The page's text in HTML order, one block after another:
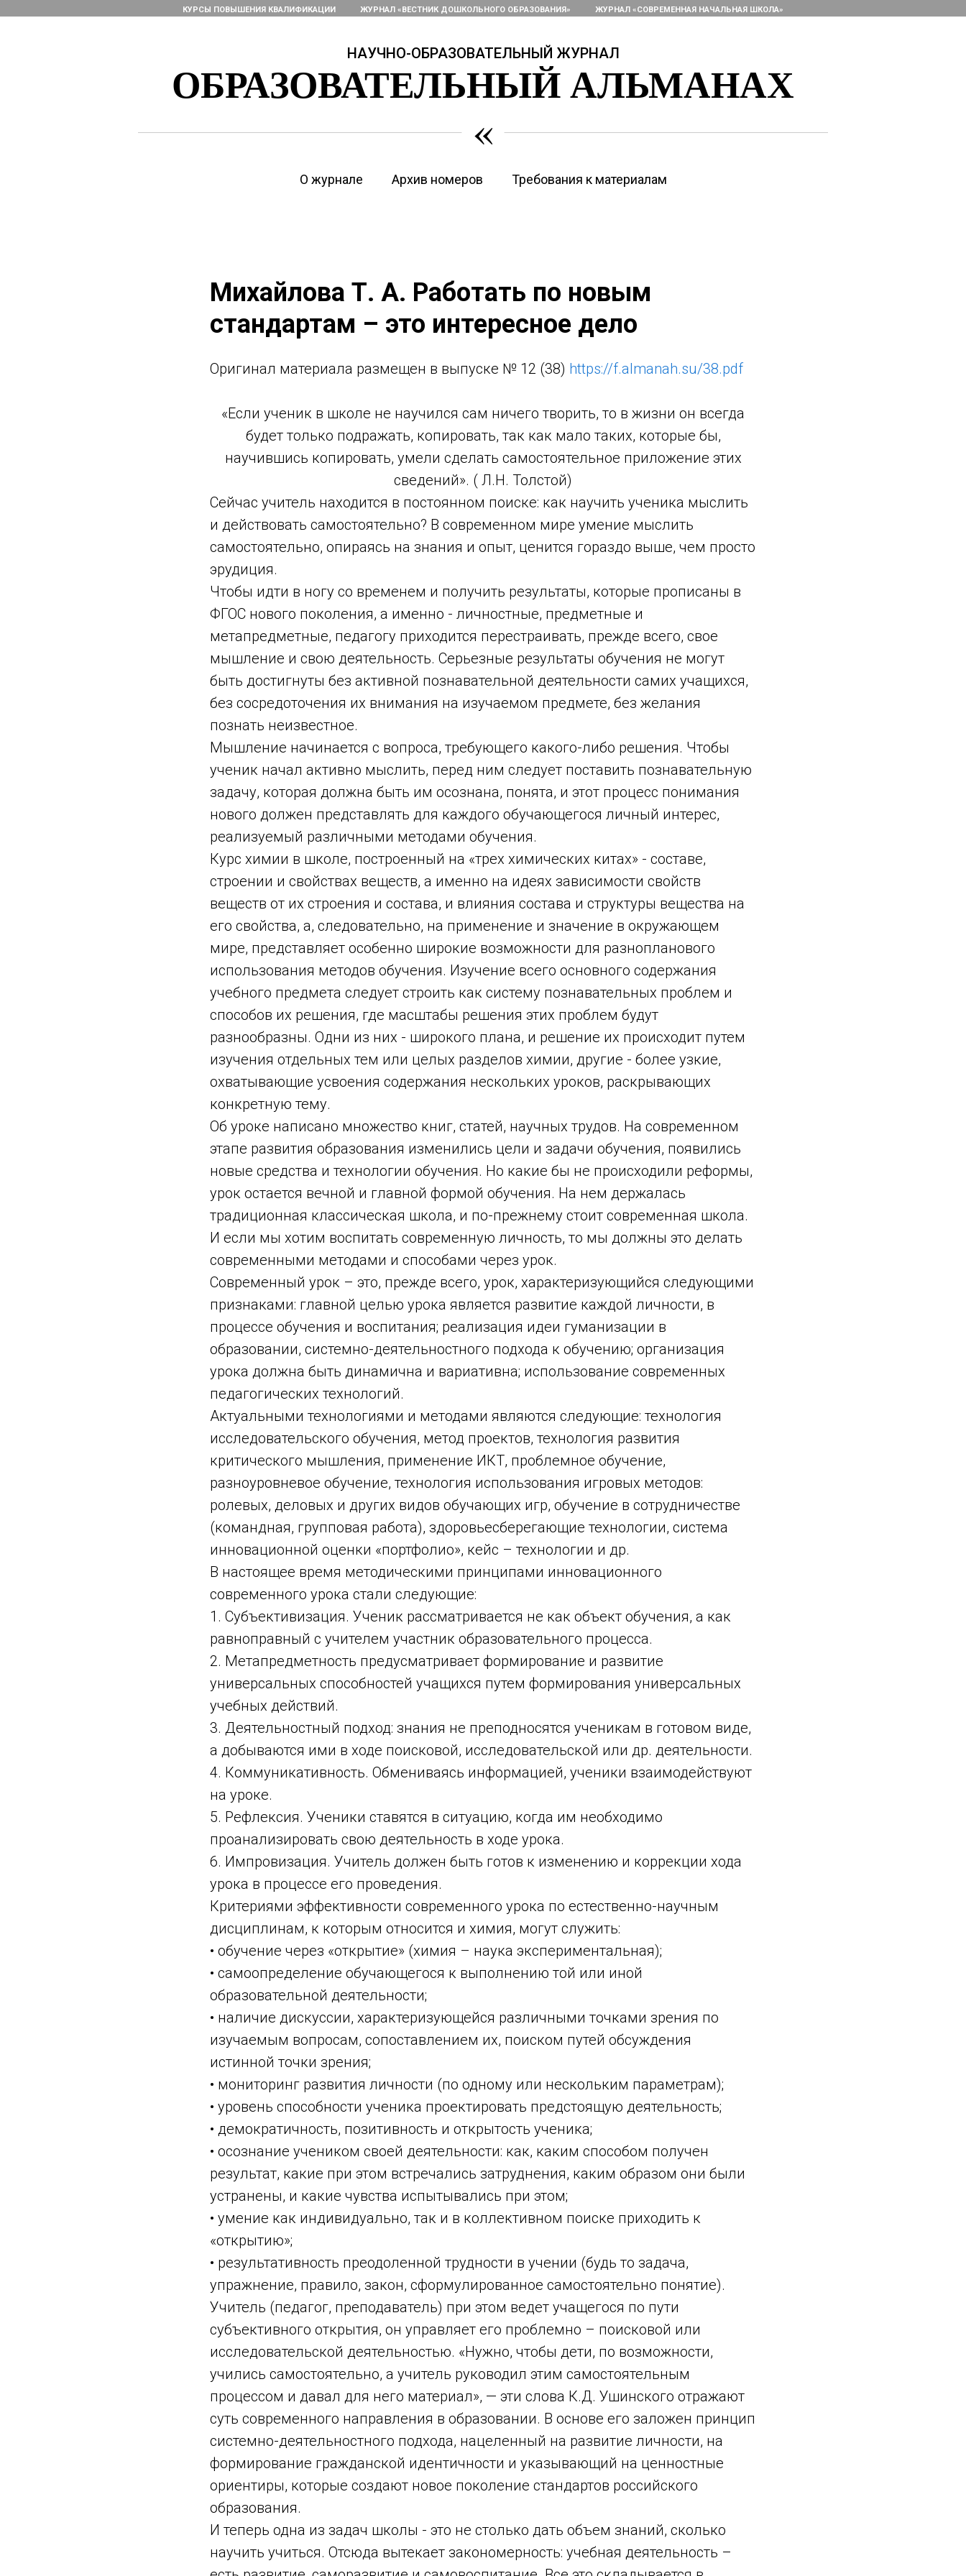
КУРСЫ ПОВЫШЕНИЯ КВАЛИФИКАЦИИ ЖУРНАЛ «ВЕСТНИК ДОШКОЛЬНОГО ОБРАЗОВАНИЯ» ЖУРНАЛ «СОВРЕМЕННАЯ НАЧАЛЬНАЯ ШКОЛА»
НАУЧНО-ОБРАЗОВАТЕЛЬНЫЙ ЖУРНАЛ
ОБРАЗОВАТЕЛЬНЫЙ АЛЬМАНАХ
«
О журнале Архив номеров Требования к материалам
Михайлова Т. А. Работать по новым
стандартам – это интересное дело
Оригинал материала размещен в выпуске № 12 (38) https://f.almanah.su/38.pdf
«Если ученик в школе не научился сам ничего творить, то в жизни он всегда
будет только подражать, копировать, так как мало таких, которые бы,
научившись копировать, умели сделать самостоятельное приложение этих
сведений». ( Л.Н. Толстой)
Сейчас учитель находится в постоянном поиске: как научить ученика мыслить
и действовать самостоятельно? В современном мире умение мыслить
самостоятельно, опираясь на знания и опыт, ценится гораздо выше, чем просто
эрудиция.
Чтобы идти в ногу со временем и получить результаты, которые прописаны в
ФГОС нового поколения, а именно - личностные, предметные и
метапредметные, педагогу приходится перестраивать, прежде всего, свое
мышление и свою деятельность. Серьезные результаты обучения не могут
быть достигнуты без активной познавательной деятельности самих учащихся,
без сосредоточения их внимания на изучаемом предмете, без желания
познать неизвестное.
Мышление начинается с вопроса, требующего какого-либо решения. Чтобы
ученик начал активно мыслить, перед ним следует поставить познавательную
задачу, которая должна быть им осознана, понята, и этот процесс понимания
нового должен представлять для каждого обучающегося личный интерес,
реализуемый различными методами обучения.
Курс химии в школе, построенный на «трех химических китах» - составе,
строении и свойствах веществ, а именно на идеях зависимости свойств
веществ от их строения и состава, и влияния состава и структуры вещества на
его свойства, а, следовательно, на применение и значение в окружающем
мире, представляет особенно широкие возможности для разнопланового
использования методов обучения. Изучение всего основного содержания
учебного предмета следует строить как систему познавательных проблем и
способов их решения, где масштабы решения этих проблем будут
разнообразны. Одни из них - широкого плана, и решение их происходит путем
изучения отдельных тем или целых разделов химии, другие - более узкие,
охватывающие усвоения содержания нескольких уроков, раскрывающих
конкретную тему.
Об уроке написано множество книг, статей, научных трудов. На современном
этапе развития образования изменились цели и задачи обучения, появились
новые средства и технологии обучения. Но какие бы не происходили реформы,
урок остается вечной и главной формой обучения. На нем держалась
традиционная классическая школа, и по-прежнему стоит современная школа.
И если мы хотим воспитать современную личность, то мы должны это делать
современными методами и способами через урок.
Современный урок – это, прежде всего, урок, характеризующийся следующими
признаками: главной целью урока является развитие каждой личности, в
процессе обучения и воспитания; реализация идеи гуманизации в
образовании, системно-деятельностного подхода к обучению; организация
урока должна быть динамична и вариативна; использование современных
педагогических технологий.
Актуальными технологиями и методами являются следующие: технология
исследовательского обучения, метод проектов, технология развития
критического мышления, применение ИКТ, проблемное обучение,
разноуровневое обучение, технология использования игровых методов:
ролевых, деловых и других видов обучающих игр, обучение в сотрудничестве
(командная, групповая работа), здоровьесберегающие технологии, система
инновационной оценки «портфолио», кейс – технологии и др.
В настоящее время методическими принципами инновационного
современного урока стали следующие:
1. Субъективизация. Ученик рассматривается не как объект обучения, а как
равноправный с учителем участник образовательного процесса.
2. Метапредметность предусматривает формирование и развитие
универсальных способностей учащихся путем формирования универсальных
учебных действий.
3. Деятельностный подход: знания не преподносятся ученикам в готовом виде,
а добываются ими в ходе поисковой, исследовательской или др. деятельности.
4. Коммуникативность. Обмениваясь информацией, ученики взаимодействуют
на уроке.
5. Рефлексия. Ученики ставятся в ситуацию, когда им необходимо
проанализировать свою деятельность в ходе урока.
6. Импровизация. Учитель должен быть готов к изменению и коррекции хода
урока в процессе его проведения.
Критериями эффективности современного урока по естественно-научным
дисциплинам, к которым относится и химия, могут служить:
• обучение через «открытие» (химия – наука экспериментальная);
• самоопределение обучающегося к выполнению той или иной
образовательной деятельности;
• наличие дискуссии, характеризующейся различными точками зрения по
изучаемым вопросам, сопоставлением их, поиском путей обсуждения
истинной точки зрения;
• мониторинг развития личности (по одному или нескольким параметрам);
• уровень способности ученика проектировать предстоящую деятельность;
• демократичность, позитивность и открытость ученика;
• осознание учеником своей деятельности: как, каким способом получен
результат, какие при этом встречались затруднения, каким образом они были
устранены, и какие чувства испытывались при этом;
• умение как индивидуально, так и в коллективном поиске приходить к
«открытию»;
• результативность преодоленной трудности в учении (будь то задача,
упражнение, правило, закон, сформулированное самостоятельно понятие).
Учитель (педагог, преподаватель) при этом ведет учащегося по пути
субъективного открытия, он управляет его проблемно – поисковой или
исследовательской деятельностью. «Нужно, чтобы дети, по возможности,
учились самостоятельно, а учитель руководил этим самостоятельным
процессом и давал для него материал», — эти слова К.Д. Ушинского отражают
суть современного направления в образовании. В основе его заложен принцип
системно-деятельностного подхода, нацеленный на развитие личности, на
формирование гражданской идентичности и указывающий на ценностные
ориентиры, которые создают новое поколение стандартов российского
образования.
И теперь одна из задач школы - это не столько дать объем знаний, сколько
научить учиться. Отсюда вытекает закономерность: учебная деятельность –